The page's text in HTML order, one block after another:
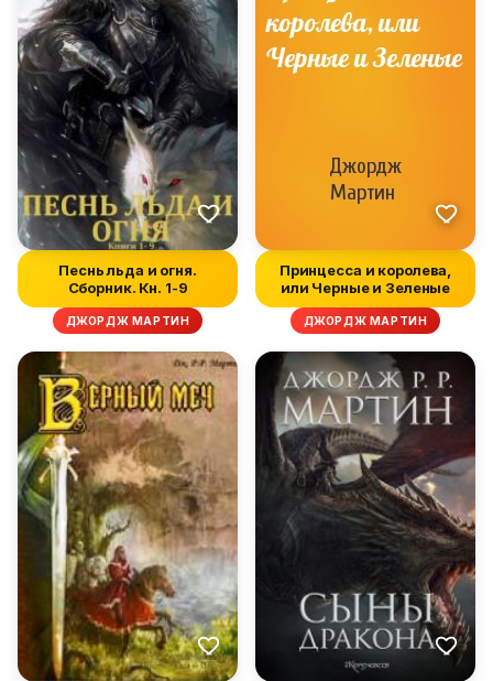
Песнь льда и огня.
Сборник. Кн. 1-9
ДЖОРДЖ МАРТИН
Принцесса и королева,
или Черные и Зеленые
ДЖОРДЖ МАРТИН